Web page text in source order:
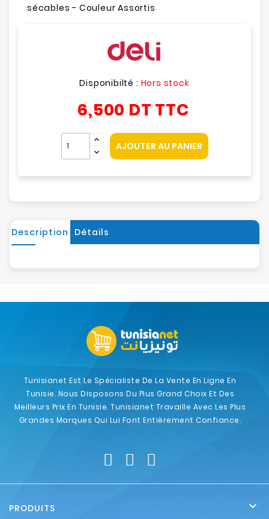
sécables - Couleur Assortis
Disponibilté : Hors stock
6,500 DT TTC
AJOUTER AU PANIER
Description Détails
Tunisianet Est Le Spécialiste De La Vente En Ligne En
Tunisie. Nous Disposons Du Plus Grand Choix Et Des
Meilleurs Prix En Tunisie. Tunisianet Travaille Avec Les Plus
Grandes Marques Qui Lui Font Entièrement Confiance.
PRODUITS 